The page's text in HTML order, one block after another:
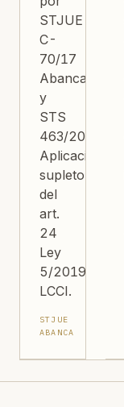
STJUE
C-
70/17
Abanca
y
STS
463/2019.
Aplicación
supletoria
del
art.
24
Ley
5/2019
LCCI.
STJUE
ABANCA